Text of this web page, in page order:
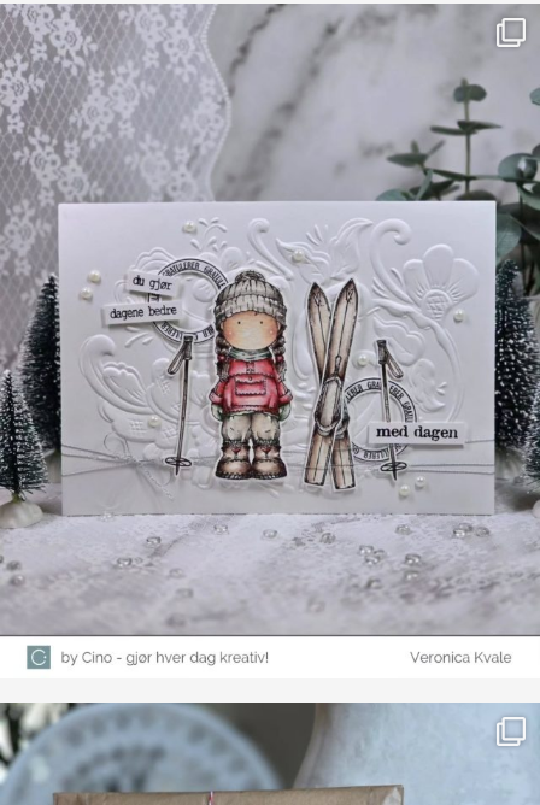
Farge